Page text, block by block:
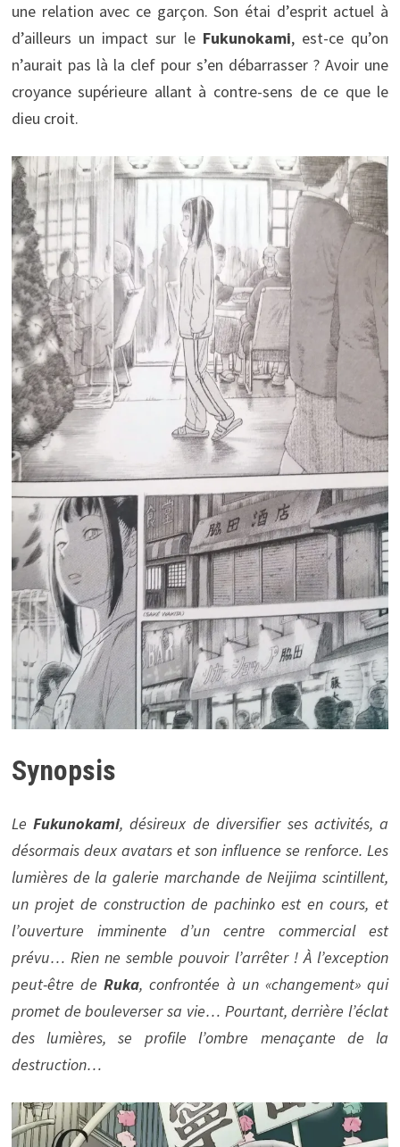
une relation avec ce garçon. Son étai d’esprit actuel à
d’ailleurs un impact sur le Fukunokami, est-ce qu’on
n’aurait pas là la clef pour s’en débarrasser ? Avoir une
croyance supérieure allant à contre-sens de ce que le
dieu croit.
Synopsis
LeFukunokami, désireux de diversifier ses activités, a
désormais deux avatars et son influence se renforce. Les
lumières de la galerie marchande de Neijima scintillent,
un projet de construction de pachinko est en cours, et
l’ouverture imminente d’un centre commercial est
prévu… Rien ne semble pouvoir l’arrêter ! À l’exception
peut-être deRuka, confrontée à un «changement» qui
promet de bouleverser sa vie… Pourtant, derrière l’éclat
des lumières, se profile l’ombre menaçante de la
destruction…